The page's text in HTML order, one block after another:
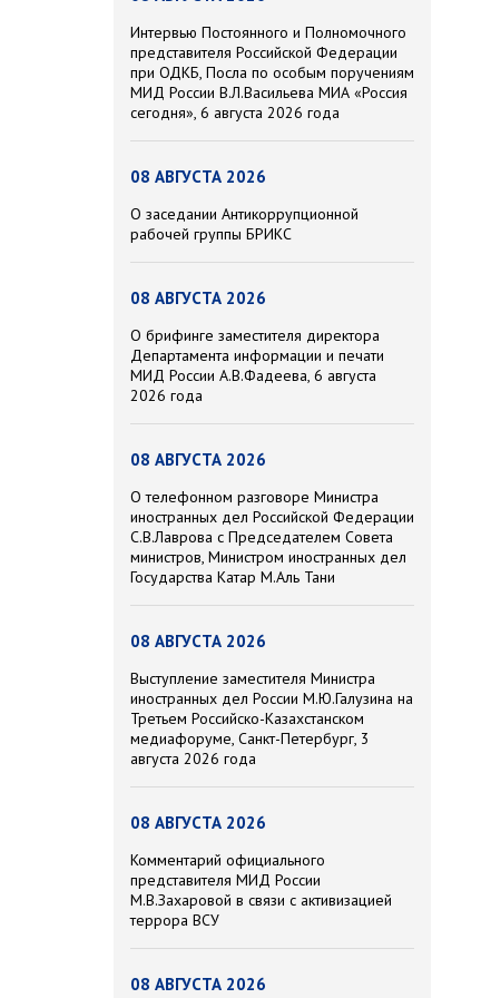
Интервью Постоянного и Полномочного
представителя Российской Федерации
при ОДКБ, Посла по особым поручениям
МИД России В.Л.Васильева МИА «Россия
сегодня», 6 августа 2026 года
08 АВГУСТА 2026
О заседании Антикоррупционной
рабочей группы БРИКС
08 АВГУСТА 2026
О брифинге заместителя директора
Департамента информации и печати
МИД России А.В.Фадеева, 6 августа
2026 года
08 АВГУСТА 2026
О телефонном разговоре Министра
иностранных дел Российской Федерации
С.В.Лаврова с Председателем Совета
министров, Министром иностранных дел
Государства Катар М.Аль Тани
08 АВГУСТА 2026
Выступление заместителя Министра
иностранных дел России М.Ю.Галузина на
Третьем Российско-Казахстанском
медиафоруме, Санкт-Петербург, 3
августа 2026 года
08 АВГУСТА 2026
Комментарий официального
представителя МИД России
М.В.Захаровой в связи с активизацией
террора ВСУ
08 АВГУСТА 2026